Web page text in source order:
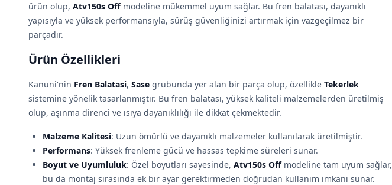
ürün olup, Atv150s Offmodeline mükemmel uyum sağlar. Bu fren balatası, dayanıklı
yapısıyla ve yüksek performansıyla, sürüş güvenliğinizi artırmak için vazgeçilmez bir
parçadır.
Ürün Özellikleri
Kanuni'nin Fren Balatasi, Sase grubunda yer alan bir parça olup, özellikle Tekerlek
sistemine yönelik tasarlanmıştır. Bu fren balatası, yüksek kaliteli malzemelerden üretilmiş
olup, aşınma direnci ve ısıya dayanıklılığı ile dikkat çekmektedir.
Malzeme Kalitesi: Uzun ömürlü ve dayanıklı malzemeler kullanılarak üretilmiştir.
Performans: Yüksek frenleme gücü ve hassas tepkime süreleri sunar.
Boyut ve Uyumluluk: Özel boyutları sayesinde, Atv150s Offmodeline tam uyum sağlar,
bu da montaj sırasında ek bir ayar gerektirmeden doğrudan kullanım imkanı sunar.